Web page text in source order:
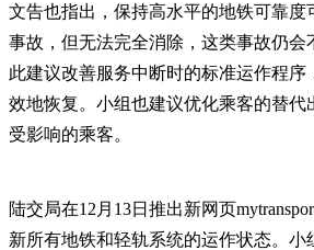
文告也指出，保持高水平的地铁可靠度
事故，但无法完全消除，这类事故仍会
此建议改善服务中断时的标准运作程序
效地恢复。小组也建议优化乘客的替代
受影响的乘客。
陆交局在12月13日推出新网页
新所有地铁和轻轨系统的运作状态。小